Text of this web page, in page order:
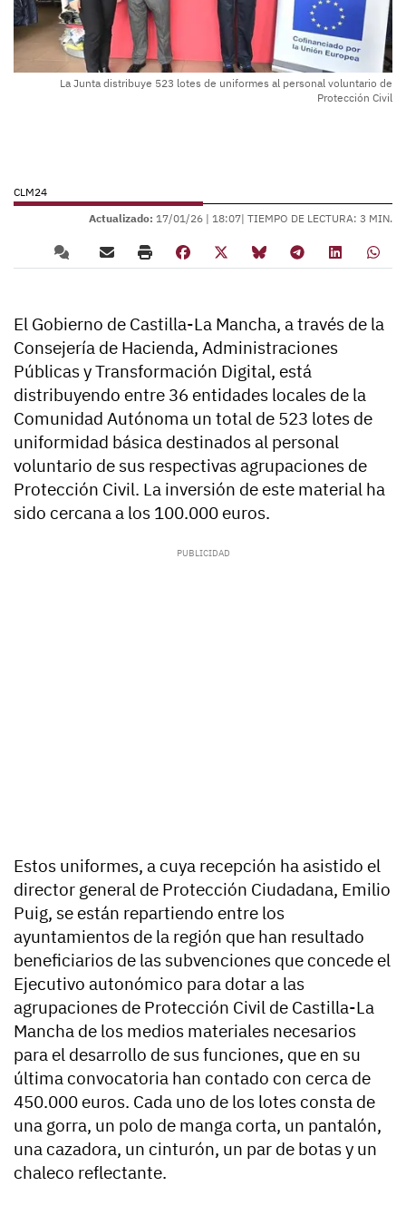
La Junta distribuye 523 lotes de uniformes al personal voluntario de
Protección Civil
CLM24
Actualizado: 17/01/26 | 18:07| TIEMPO DE LECTURA: 3 MIN.
El Gobierno de Castilla-La Mancha, a través de la
Consejería de Hacienda, Administraciones
Públicas y Transformación Digital, está
distribuyendo entre 36 entidades locales de la
Comunidad Autónoma un total de 523 lotes de
uniformidad básica destinados al personal
voluntario de sus respectivas agrupaciones de
Protección Civil. La inversión de este material ha
sido cercana a los 100.000 euros.
Estos uniformes, a cuya recepción ha asistido el
director general de Protección Ciudadana, Emilio
Puig, se están repartiendo entre los
ayuntamientos de la región que han resultado
beneficiarios de las subvenciones que concede el
Ejecutivo autonómico para dotar a las
agrupaciones de Protección Civil de Castilla-La
Mancha de los medios materiales necesarios
para el desarrollo de sus funciones, que en su
última convocatoria han contado con cerca de
450.000 euros. Cada uno de los lotes consta de
una gorra, un polo de manga corta, un pantalón,
una cazadora, un cinturón, un par de botas y un
chaleco reflectante.